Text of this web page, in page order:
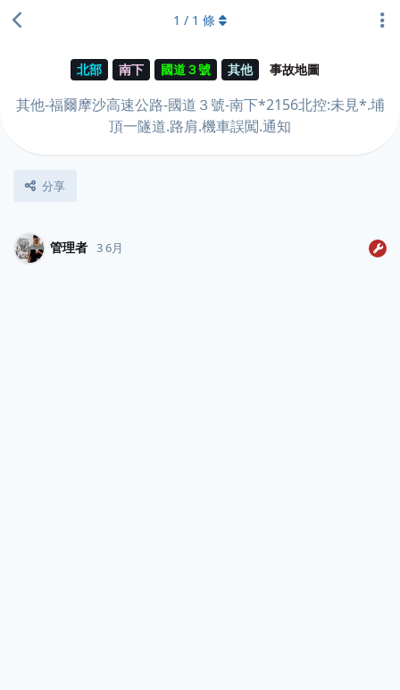
北部 南下 國道３號 其他 事故地圖
其他-福爾摩沙高速公路-國道３號-南下*2156北控:未見*.埔
頂一隧道.路肩.機車誤闖.通知
分享
1 / 1 條
管理者 3 6月